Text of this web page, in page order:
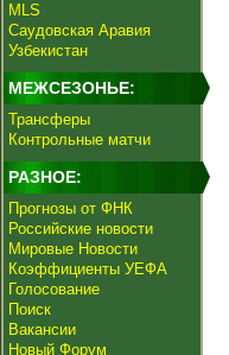
MLS
Саудовская Аравия
Узбекистан
МЕЖСЕЗОНЬЕ:
Трансферы
Контрольные матчи
РАЗНОЕ:
Прогнозы от ФНК
Российские новости
Мировые Новости
Коэффициенты УЕФА
Голосование
Поиск
Вакансии
Новый Форум